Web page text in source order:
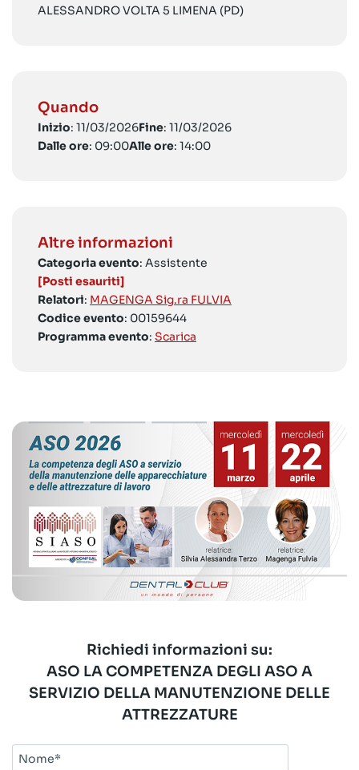
ALESSANDRO VOLTA 5 LIMENA (PD)
Quando
Inizio: 11/03/2026Fine: 11/03/2026
Dalle ore: 09:00Alle ore: 14:00
Altre informazioni
Categoria evento: Assistente
[Posti esauriti]
Relatori: MAGENGA Sig.ra FULVIA
Codice evento: 00159644
Programma evento: Scarica
Richiedi informazioni su:
ASO LA COMPETENZA DEGLI ASO A
SERVIZIO DELLA MANUTENZIONE DELLE
ATTREZZATURE
Nome*